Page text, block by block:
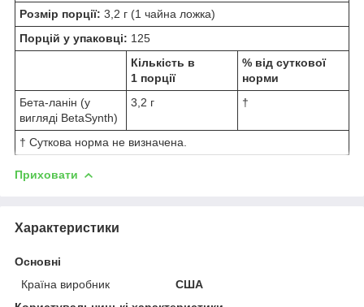
Розмір порції: 3,2 г (1 чайна ложка)
Порцій у упаковці: 125
Кількість в
1 порції
% від суткової
норми
Бета-ланін (у
вигляді BetaSynth)
3,2 г †
† Суткова норма не визначена.
Приховати
Характеристики
Основні
Країна виробник
США